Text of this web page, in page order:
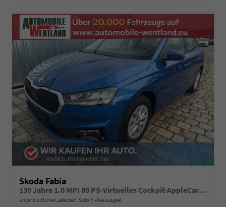
Skoda Fabia
130 Jahre 1.0 MPI 80 PS-Virtuelles Cockpit-AppleCarplay-Android-Auto-LED-Klima-Tempomat-Rückfahrkamera-DAB-SHZ-15" Alu-sofort
unverbindliche Lieferzeit: Sofort Neuwagen